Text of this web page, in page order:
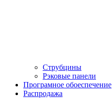
Струбцины
Рэковые панели
Програмное обоеспечение
Распродажа